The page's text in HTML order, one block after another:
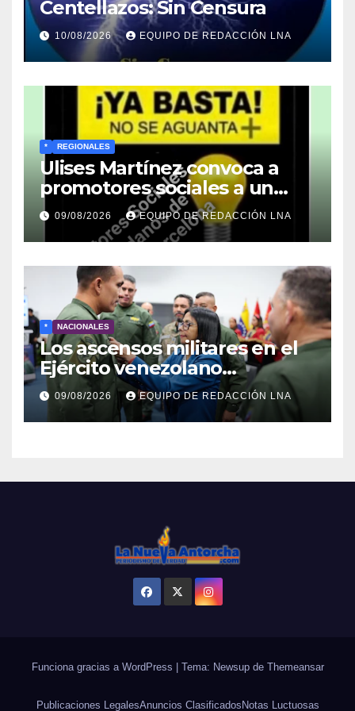
Centellazos: Sin Censura
10/08/2026 EQUIPO DE REDACCIÓN LNA
* REGIONALES
Ulises Martínez convoca a
promotores sociales a un
encuentro estratégico este
lunes en Barcelona en contra
de los apagones y malos
servicios
09/08/2026 EQUIPO DE REDACCIÓN LNA
* NACIONALES
Los ascensos militares en el
Ejército venezolano
refuerzan el control político y
operativo de la Fuerza
Armada
09/08/2026 EQUIPO DE REDACCIÓN LNA
Funciona gracias a WordPress | Tema: Newsup de Themeansar
Publicaciones LegalesAnuncios Clasificados Notas Luctuosas